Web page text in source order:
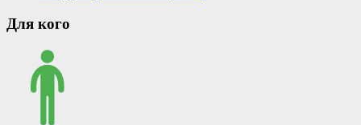
Для кого